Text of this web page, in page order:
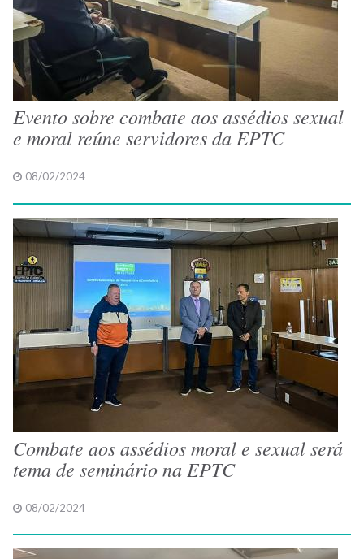
Evento sobre combate aos assédios sexual
e moral reúne servidores da EPTC
08/02/2024
Combate aos assédios moral e sexual será
tema de seminário na EPTC
08/02/2024